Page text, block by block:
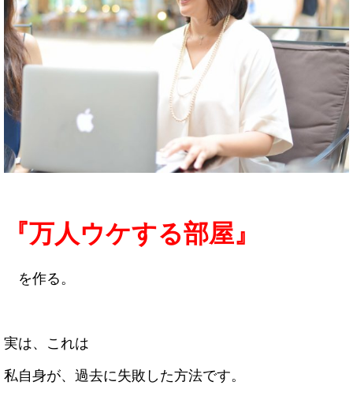
『万人ウケする部屋』
を作る。
実は、これは
私自身が、過去に失敗した方法です。